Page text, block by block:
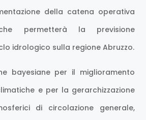
della catena operativa
che permetterà la previsione
idrologico sulla regione Abruzzo.
bayesiane per il miglioramento
e per la gerarchizzazione
di circolazione generale,